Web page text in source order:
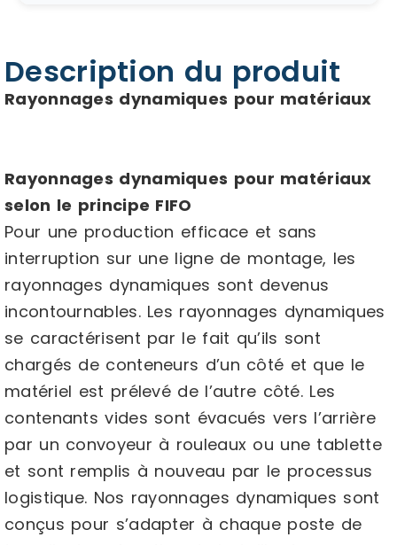
Description du produit
Rayonnages dynamiques pour matériaux
Rayonnages dynamiques pour matériaux
selon le principe FIFO
Pour une production efficace et sans
interruption sur une ligne de montage, les
rayonnages dynamiques sont devenus
incontournables. Les rayonnages dynamiques
se caractérisent par le fait qu’ils sont
chargés de conteneurs d’un côté et que le
matériel est prélevé de l’autre côté. Les
contenants vides sont évacués vers l’arrière
par un convoyeur à rouleaux ou une tablette
et sont remplis à nouveau par le processus
logistique. Nos rayonnages dynamiques sont
conçus pour s’adapter à chaque poste de